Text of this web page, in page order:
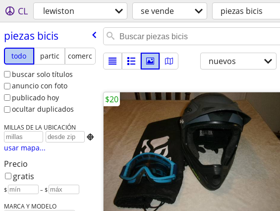
CL lewiston se vende piezas bicis
piezas bicis
todo partic
comerc
buscar solo títulos
anuncio con foto
publicado hoy
ocultar duplicados
MILLAS DE LA UBICACIÓN

usar mapa...
Precio
gratis
$ – $
MARCA Y MODELO
nuevos
$20